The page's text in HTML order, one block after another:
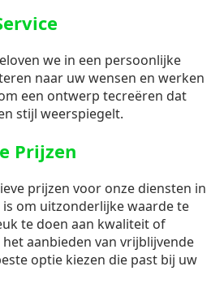
we in een persoonlijke
naar uw wensen en werken
een ontwerp tecreëren dat
stijl weerspiegelt.
Prijzen
prijzen voor onze diensten in
is om uitzonderlijke waarde te
te doen aan kwaliteit of
aanbieden van vrijblijvende
optie kiezen die past bij uw